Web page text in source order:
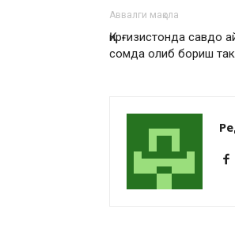
Аввалги мақола
Қирғизистонда савдо
сомда олиб бориш